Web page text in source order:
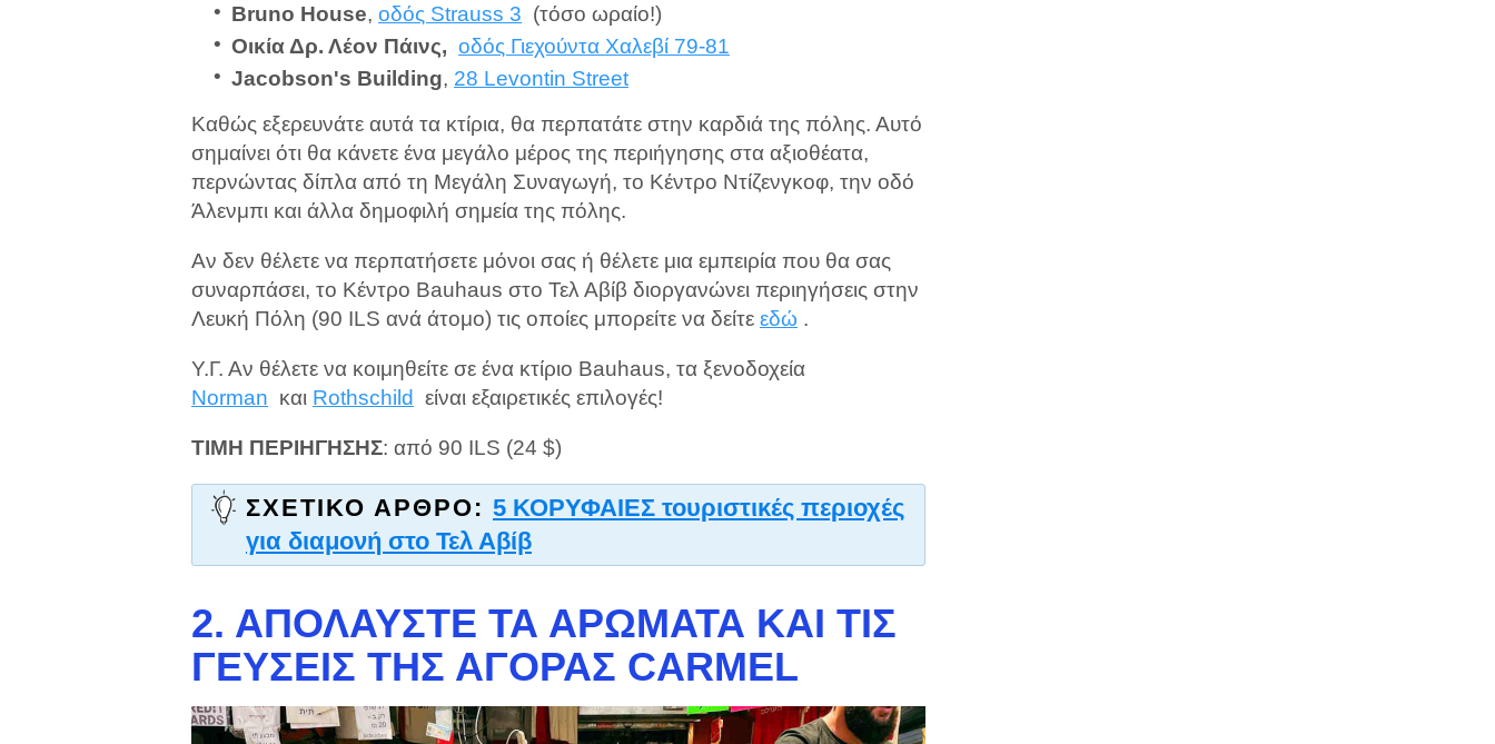
Bruno House, οδός Strauss 3 (τόσο ωραίο!)
Οικία Δρ. Λέον Πάινς, οδός Γιεχούντα Χαλεβί 79-81
Jacobson's Building, 28 Levontin Street
Καθώς εξερευνάτε αυτά τα κτίρια, θα περπατάτε στην καρδιά της πόλης. Αυτό
σημαίνει ότι θα κάνετε ένα μεγάλο μέρος της περιήγησης στα αξιοθέατα,
περνώντας δίπλα από τη Μεγάλη Συναγωγή, το Κέντρο Ντίζενγκοφ, την οδό
Άλενμπι και άλλα δημοφιλή σημεία της πόλης.
Αν δεν θέλετε να περπατήσετε μόνοι σας ή θέλετε μια εμπειρία που θα σας
συναρπάσει, το Κέντρο Bauhaus στο Τελ Αβίβ διοργανώνει περιηγήσεις στην
Λευκή Πόλη (90 ILS ανά άτομο) τις οποίες μπορείτε να δείτε εδώ .
Υ.Γ. Αν θέλετε να κοιμηθείτε σε ένα κτίριο Bauhaus, τα ξενοδοχεία
Norman και Rothschild είναι εξαιρετικές επιλογές!
ΤΙΜΗ ΠΕΡΙΗΓΗΣΗΣ: από 90 ILS (24 $)
ΣΧΕΤΙΚΌ ΆΡΘΡΟ: 5 ΚΟΡΥΦΑΙΕΣ τουριστικές περιοχές
για διαμονή στο Τελ Αβίβ
2. ΑΠΟΛΑΎΣΤΕ ΤΑ ΑΡΏΜΑΤΑ ΚΑΙ ΤΙΣ
ΓΕΎΣΕΙΣ ΤΗΣ ΑΓΟΡΆΣ CARMEL